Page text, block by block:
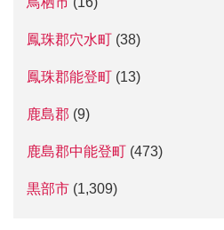
鳳珠郡穴水町 (38)
鳳珠郡能登町 (13)
鹿島郡 (9)
鹿島郡中能登町 (473)
黒部市 (1,309)